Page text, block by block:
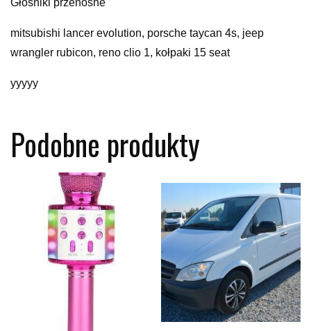
Głośniki przenośne
mitsubishi lancer evolution, porsche taycan 4s, jeep
wrangler rubicon, reno clio 1, kołpaki 15 seat
yyyyy
Podobne produkty